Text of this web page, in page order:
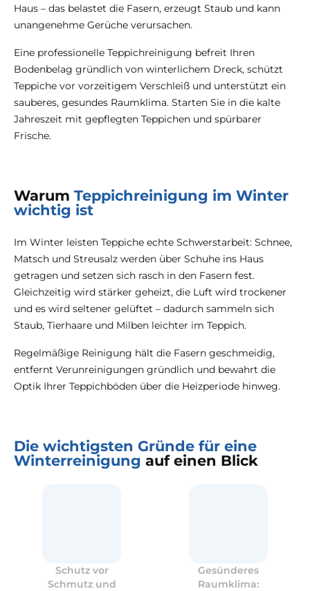
Haus – das belastet die Fasern, erzeugt Staub und kann
unangenehme Gerüche verursachen.
Eine professionelle Teppichreinigung befreit Ihren
Bodenbelag gründlich von winterlichem Dreck, schützt
Teppiche vor vorzeitigem Verschleiß und unterstützt ein
sauberes, gesundes Raumklima. Starten Sie in die kalte
Jahreszeit mit gepflegten Teppichen und spürbarer
Frische.
Warum Teppichreinigung im Winter
wichtig ist
Im Winter leisten Teppiche echte Schwerstarbeit: Schnee,
Matsch und Streusalz werden über Schuhe ins Haus
getragen und setzen sich rasch in den Fasern fest.
Gleichzeitig wird stärker geheizt, die Luft wird trockener
und es wird seltener gelüftet – dadurch sammeln sich
Staub, Tierhaare und Milben leichter im Teppich.
Regelmäßige Reinigung hält die Fasern geschmeidig,
entfernt Verunreinigungen gründlich und bewahrt die
Optik Ihrer Teppichböden über die Heizperiode hinweg.
Die wichtigsten Gründe für eine
Winterreinigung auf einen Blick
Schutz vor
Schmutz und
Gesünderes
Raumklima: